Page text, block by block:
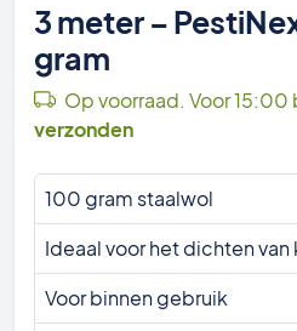
3 meter –
gram
Op voorraad. Voor 15:00
verzonden
100 gram staalwol
Ideaal voor het dichten
Voor binnen gebruik